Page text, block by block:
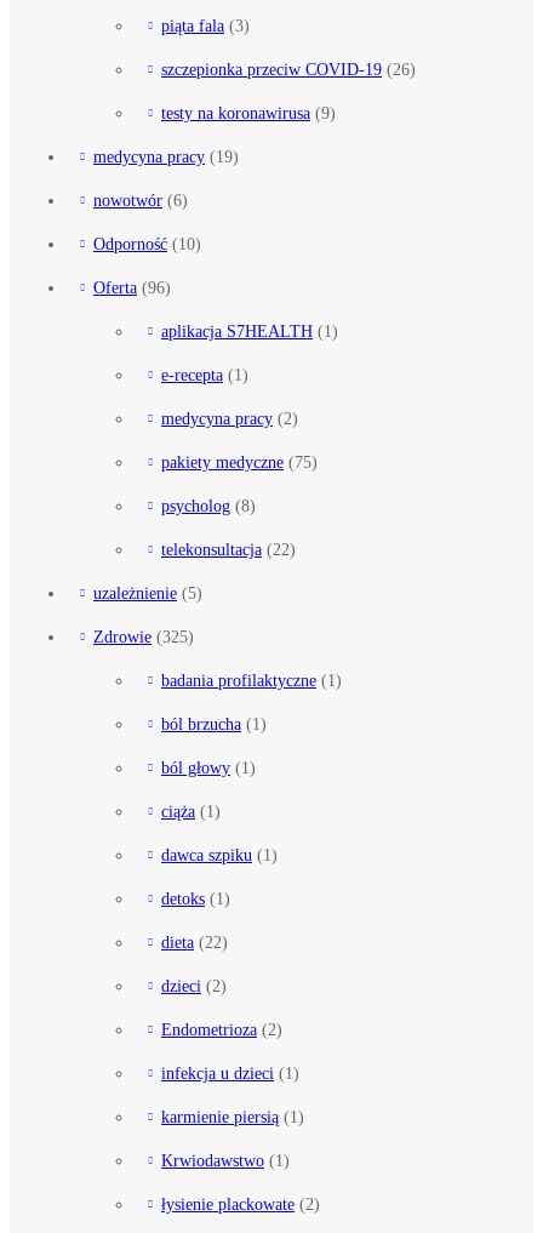
piąta fala (3)
szczepionka przeciw COVID-19 (26)
testy na koronawirusa (9)
medycyna pracy (19)
nowotwór (6)
Odporność (10)
Oferta (96)
aplikacja S7HEALTH (1)
e-recepta (1)
medycyna pracy (2)
pakiety medyczne (75)
psycholog (8)
telekonsultacja (22)
uzależnienie (5)
Zdrowie (325)
badania profilaktyczne (1)
ból brzucha (1)
ból głowy (1)
ciąża (1)
dawca szpiku (1)
detoks (1)
dieta (22)
dzieci (2)
Endometrioza (2)
infekcja u dzieci (1)
karmienie piersią (1)
Krwiodawstwo (1)
łysienie plackowate (2)